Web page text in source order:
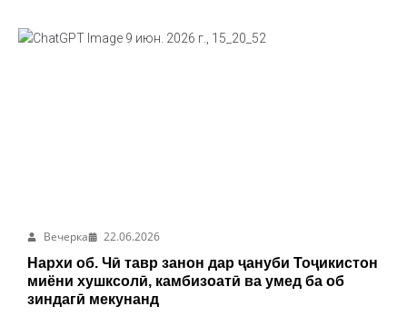
Вечерка
22.06.2026
Нархи об. Чӣ тавр занон дар ҷануби Тоҷикистон
миёни хушксолӣ, камбизоатӣ ва умед ба об
зиндагӣ мекунанд